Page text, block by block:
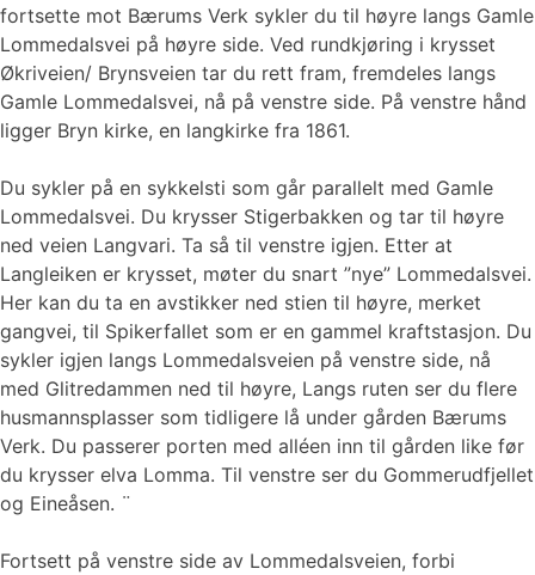
fortsette mot Bærums Verk sykler du til høyre langs Gamle
Lommedalsvei på høyre side. Ved rundkjøring i krysset
Økriveien/ Brynsveien tar du rett fram, fremdeles langs
Gamle Lommedalsvei, nå på venstre side. På venstre hånd
ligger Bryn kirke, en langkirke fra 1861.
Du sykler på en sykkelsti som går parallelt med Gamle
Lommedalsvei. Du krysser Stigerbakken og tar til høyre
ned veien Langvari. Ta så til venstre igjen. Etter at
Langleiken er krysset, møter du snart ”nye” Lommedalsvei.
Her kan du ta en avstikker ned stien til høyre, merket
gangvei, til Spikerfallet som er en gammel kraftstasjon. Du
sykler igjen langs Lommedalsveien på venstre side, nå
med Glitredammen ned til høyre, Langs ruten ser du flere
husmannsplasser som tidligere lå under gården Bærums
Verk. Du passerer porten med alléen inn til gården like før
du krysser elva Lomma. Til venstre ser du Gommerudfjellet
og Eineåsen. ¨
Fortsett på venstre side av Lommedalsveien, forbi